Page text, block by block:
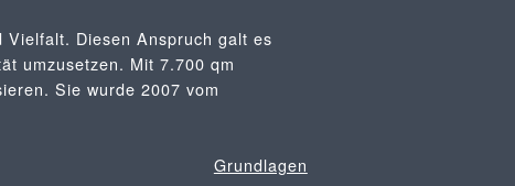
Diesen Anspruch galt es
umzusetzen. Mit 7.700 qm
Sie wurde 2007 vom
Grundlagen